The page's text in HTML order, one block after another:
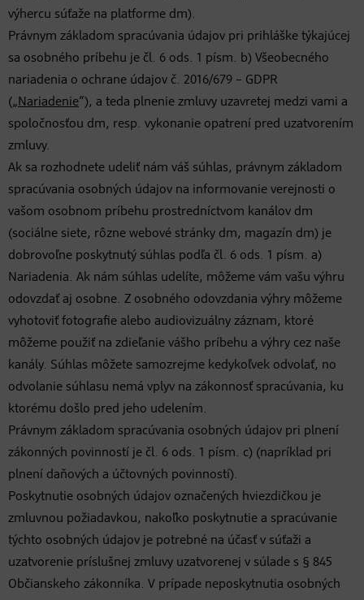
výhercu súťaže na platforme dm).
Právnym základom spracúvania údajov pri prihláške týkajúcej
sa osobného príbehu je čl. 6 ods. 1 písm. b) Všeobecného
nariadenia o ochrane údajov č. 2016/679 – GDPR
(„Nariadenie“), a teda plnenie zmluvy uzavretej medzi vami a
spoločnosťou dm, resp. vykonanie opatrení pred uzatvorením
zmluvy.
Ak sa rozhodnete udeliť nám váš súhlas, právnym základom
spracúvania osobných údajov na informovanie verejnosti o
vašom osobnom príbehu prostredníctvom kanálov dm
(sociálne siete, rôzne webové stránky dm, magazín dm) je
dobrovoľne poskytnutý súhlas podľa čl. 6 ods. 1 písm. a)
Nariadenia. Ak nám súhlas udelíte, môžeme vám vašu výhru
odovzdať aj osobne. Z osobného odovzdania výhry môžeme
vyhotoviť fotografie alebo audiovizuálny záznam, ktoré
môžeme použiť na zdieľanie vášho príbehu a výhry cez naše
kanály. Súhlas môžete samozrejme kedykoľvek odvolať, no
odvolanie súhlasu nemá vplyv na zákonnosť spracúvania, ku
ktorému došlo pred jeho udelením.
Právnym základom spracúvania osobných údajov pri plnení
zákonných povinností je čl. 6 ods. 1 písm. c) (napríklad pri
plnení daňových a účtovných povinností).
Poskytnutie osobných údajov označených hviezdičkou je
zmluvnou požiadavkou, nakoľko poskytnutie a spracúvanie
týchto osobných údajov je potrebné na účasť v súťaži a
uzatvorenie príslušnej zmluvy uzatvorenej v súlade s § 845
Občianskeho zákonníka. V prípade neposkytnutia osobných